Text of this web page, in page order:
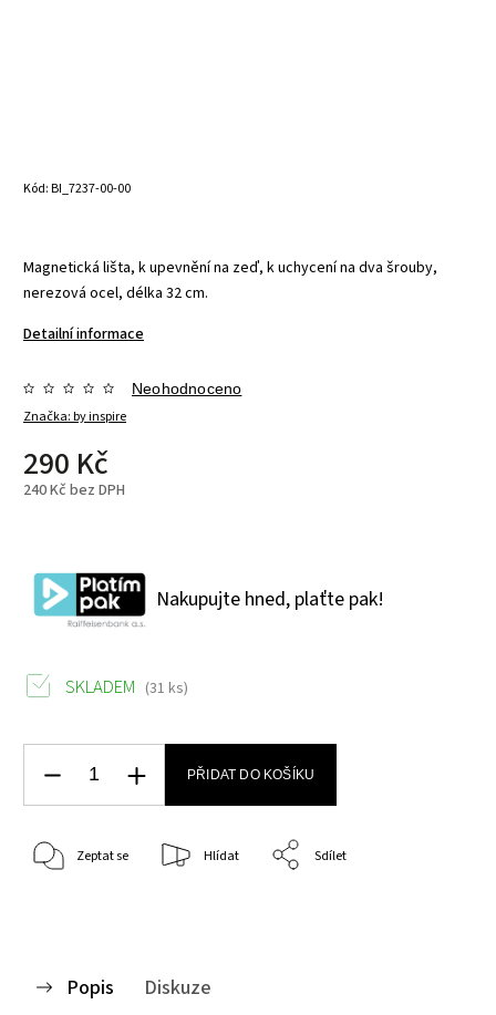
Kód:BI_7237-00-00
Magnetická lišta, k upevnění na zeď, k uchycení na dva šrouby,
nerezová ocel, délka 32 cm.
Detailní informace
Značka:by inspire
Neohodnoceno
290 Kč
240 Kč bez DPH
Nakupujte hned, plaťte pak!
SKLADEM (31 ks)
PŘIDAT DO KOŠÍKU
Zeptat se Hlídat Sdílet
Popis Diskuze